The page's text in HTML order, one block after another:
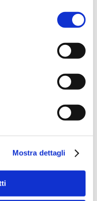
Mostra dettagli
dalla personalità
in tempo
vocale, alle tue